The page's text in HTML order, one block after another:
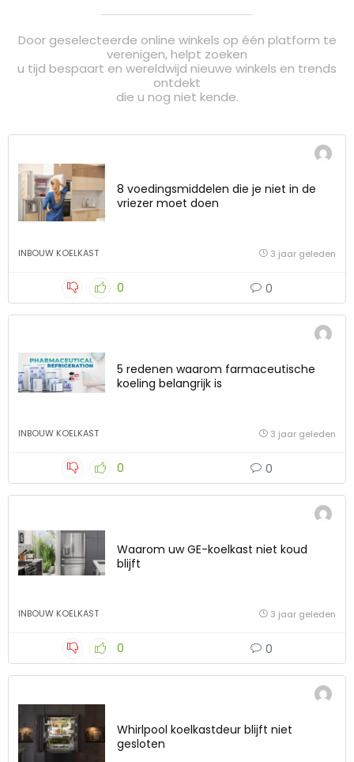
Door geselecteerde online winkels op één platform te
verenigen, helpt zoeken
u tijd bespaart en wereldwijd nieuwe winkels en trends
ontdekt
die u nog niet kende.
8 voedingsmiddelen die je niet in de
vriezer moet doen
INBOUW KOELKAST 3 jaar geleden
0 0
5 redenen waarom farmaceutische
koeling belangrijk is
INBOUW KOELKAST 3 jaar geleden
0 0
Waarom uw GE-koelkast niet koud
blijft
INBOUW KOELKAST 3 jaar geleden
0 0
Whirlpool koelkastdeur blijft niet
gesloten